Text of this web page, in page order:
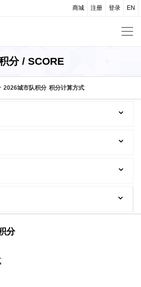
EN
登录
注册
商城
分 / SCORE
2026城市队积分 积分计算方式
分